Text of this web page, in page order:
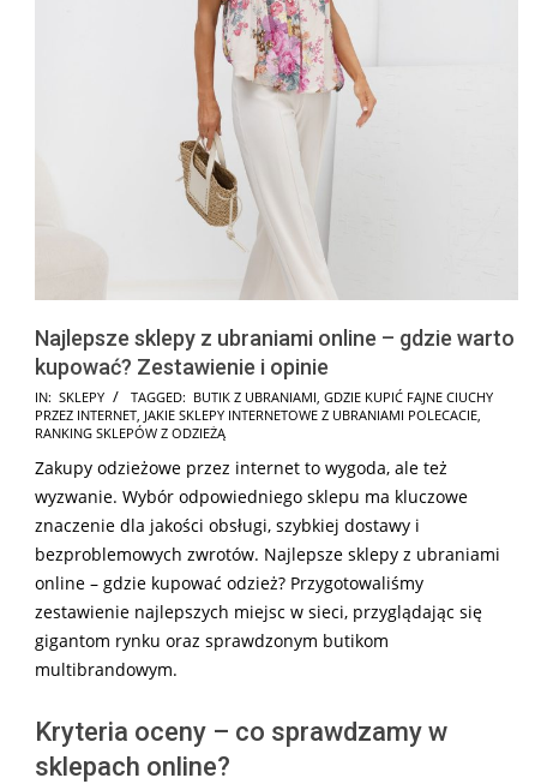
Najlepsze sklepy z ubraniami online – gdzie warto
kupować? Zestawienie i opinie
2026-
06-
IN: SKLEPY TAGGED: BUTIK Z UBRANIAMI, GDZIE KUPIĆ FAJNE CIUCHY
PRZEZ INTERNET, JAKIE SKLEPY INTERNETOWE Z UBRANIAMI POLECACIE,
RANKING SKLEPÓW Z ODZIEŻĄ
Zakupy odzieżowe przez internet to wygoda, ale też
wyzwanie. Wybór odpowiedniego sklepu ma kluczowe
znaczenie dla jakości obsługi, szybkiej dostawy i
bezproblemowych zwrotów. Najlepsze sklepy z ubraniami
online – gdzie kupować odzież? Przygotowaliśmy
zestawienie najlepszych miejsc w sieci, przyglądając się
gigantom rynku oraz sprawdzonym butikom
multibrandowym.
Kryteria oceny – co sprawdzamy w
sklepach online?